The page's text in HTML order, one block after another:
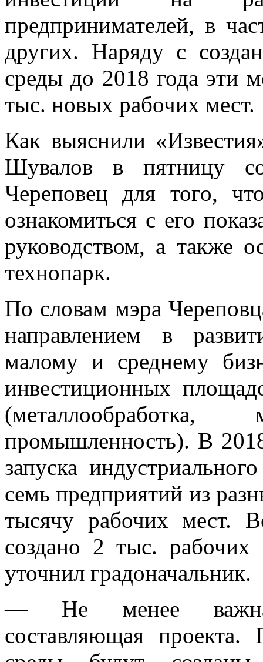
предпринимателей, в
других. Наряду с
среды до 2018 года эти
тыс. новых рабочих мест.
Как выяснили
Шувалов в пятницу
Череповец для того,
ознакомиться с его
руководством, а также
технопарк.
По словам мэра
направлением в
малому и среднему
инвестиционных
(металлообработка,
промышленность). В
запуска
семь предприятий из
тысячу рабочих мест.
создано 2 тыс.
уточнил градоначальник.
— Не менее важна
составляющая проекта.